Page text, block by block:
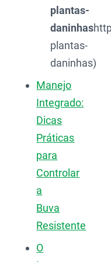
plantas-
daninhas
plantas-
daninhas)
Manejo
Integrado:
Dicas
Práticas
para
Controlar
a
Buva
Resistente
O